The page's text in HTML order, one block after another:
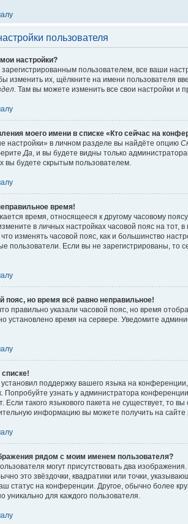
пользователя
настройки?
зарегистрированным пользователем, все ваши
изменить их, щёлкните на имени пользователя
. Там вы можете изменить все свои настройки и
моего имени в списке «Кто сейчас на
настройки» в личном разделе вы найдёте опцию
Да, и вы будете видны только
вы будете скрытым пользователем.
время!
время, относящееся к другому часовому
в личных настройках часовой пояс на тот,
изменять часовой пояс, как и большинство
пользователи. Если вы не зарегистрированы, то
пояс, но время всё равно неправильное!
правильно указали часовой пояс, но время
установлено время на сервере. Уведомите
поддержку вашего языка на
Попробуйте узнать у администратора
Если такого языкового пакета не существует, то
информацию вы можете получить на сайте
рядом с моим именем пользователя?
могут присутствовать два
это звёздочки, квадратики или точки,
статус на конференции. Другое, обычно более
уникально для каждого пользователя.